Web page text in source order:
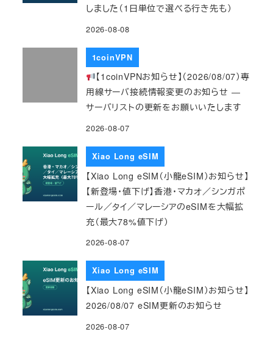
しました（1日単位で選べる行き先も）
2026-08-08
1coinVPN
【1coinVPNお知らせ】（2026/08/07）専
用線サーバ接続情報変更のお知らせ ―
サーバリストの更新をお願いいたします
2026-08-07
Xiao Long eSIM
【Xiao Long eSIM（小龍eSIM）お知らせ】
【新登場・値下げ】香港・マカオ／シンガポ
ール／タイ／マレーシアのeSIMを大幅拡
充（最大78%値下げ）
2026-08-07
Xiao Long eSIM
【Xiao Long eSIM（小龍eSIM）お知らせ】
2026/08/07 eSIM更新のお知らせ
2026-08-07